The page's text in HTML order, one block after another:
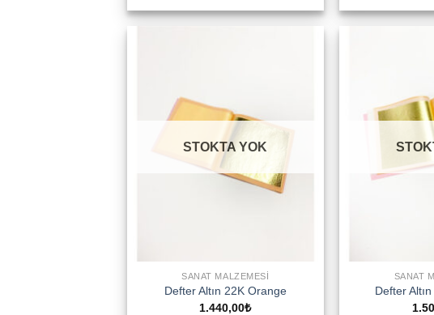
STOKTA YOK
SANAT MALZEMESI
Defter Altın 22K Orange
1.440,00₺
SANAT
Defter